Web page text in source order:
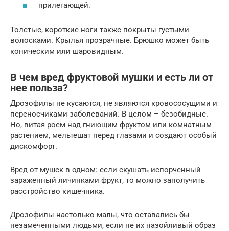
прилегающей.
Толстые, короткие ноги также покрыты густыми
волосками. Крылья прозрачные. Брюшко может быть
коническим или шаровидным.
В чем вред фруктовой мушки и есть ли от
нее польза?
Дрозофилы не кусаются, не являются кровососущими и
переносчиками заболеваний. В целом – безобидные.
Но, витая роем над гниющим фруктом или комнатным
растением, мельтешат перед глазами и создают особый
дискомфорт.
Вред от мушек в одном: если скушать испорченный
зараженный личинками фрукт, то можно заполучить
расстройство кишечника.
Дрозофилы настолько малы, что оставались бы
незамеченными людьми, если не их назойливый образ